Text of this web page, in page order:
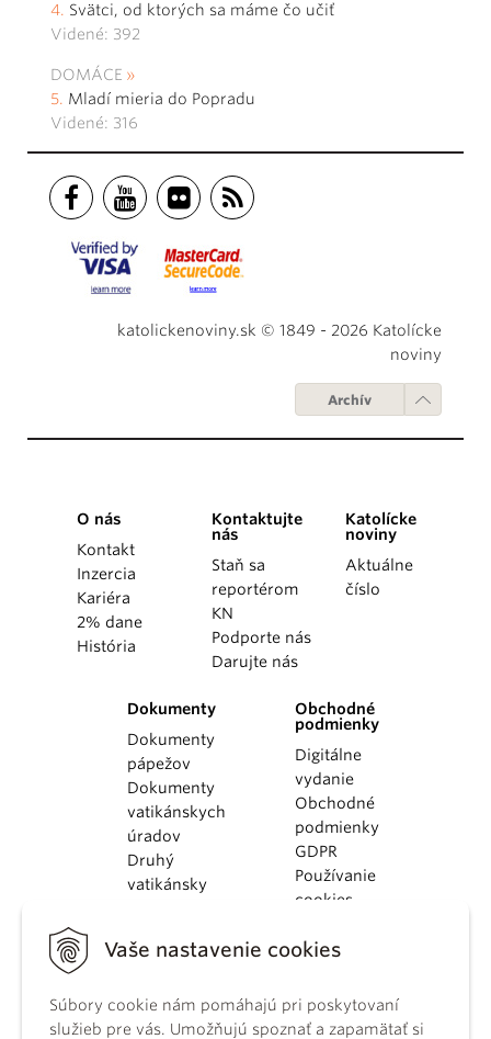
Vaše nastavenie cookies
Súbory cookie nám pomáhajú pri poskytovaní
služieb pre vás. Umožňujú spoznať a zapamätať si
Svätci, od ktorých sa máme čo učiť
Videné: 392
DOMÁCE
Mladí mieria do Popradu
Videné: 316
katolickenoviny.sk © 1849 - 2026 Katolícke
noviny
Archív
O nás
Kontakt
Inzercia
Kariéra
2% dane
História
Kontaktujte
nás
Staň sa
reportérom
KN
Podporte nás
Darujte nás
Katolícke
noviny
Aktuálne
číslo
Dokumenty
Dokumenty
pápežov
Dokumenty
vatikánskych
úradov
Druhý
vatikánsky
KBS
kánonického
práva
Obchodné
podmienky
Digitálne
vydanie
Obchodné
podmienky
GDPR
Používanie
cookies